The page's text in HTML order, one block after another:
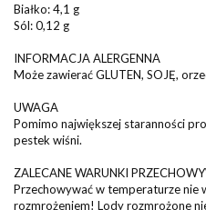
Białko: 4,1 g
Sól: 0,12 g
INFORMACJA ALERGENNA
Może zawierać GLUTEN, SOJĘ,
UWAGA
Pomimo największej staranności
pestek wiśni.
ZALECANE WARUNKI
Przechowywać w temperaturze nie
rozmrożeniem! Lody rozmrożone